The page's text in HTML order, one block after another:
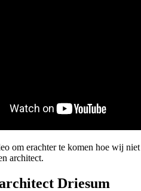
om erachter te komen hoe wij
architect.
Driesum